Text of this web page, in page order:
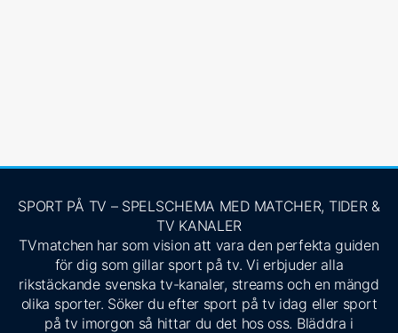
SPORT PÅ TV – SPELSCHEMA MED MATCHER, TIDER &
TV KANALER
TVmatchen har som vision att vara den perfekta guiden
för dig som gillar sport på tv. Vi erbjuder alla
rikstäckande svenska tv-kanaler, streams och en mängd
olika sporter. Söker du efter sport på tv idag eller sport
på tv imorgon så hittar du det hos oss. Bläddra i